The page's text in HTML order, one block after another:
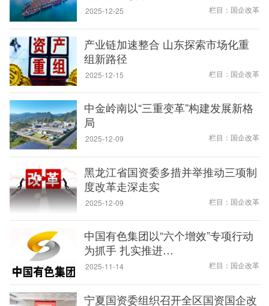
2025-12-25 栏目：国企改革
产业链加速整合 山东探索市场化重
组新路径
2025-12-15 栏目：国企改革
中金岭南以“三重变革”构建发展新格
局
2025-12-09 栏目：国企改革
黑龙江省国资委多措并举推动三项制
度改革走深走实
2025-12-09 栏目：国企改革
中国有色集团以“六个增效”专项行动
为抓手 扎实推进…
2025-11-14 栏目：国企改革
宁夏国资委组织召开全区国资国企改